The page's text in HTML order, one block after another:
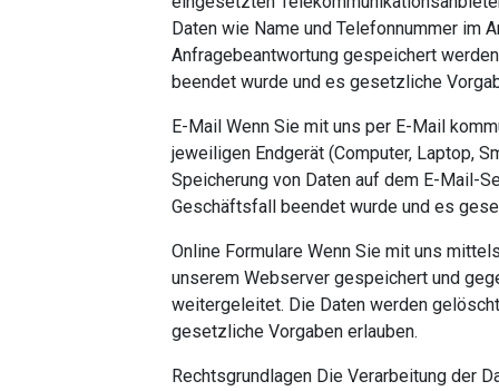
Daten wie Name und Telefonnummer im
Anfragebeantwortung gespeichert
beendet wurde und es gesetzliche
E-Mail Wenn Sie mit uns per E-Mail
jeweiligen Endgerät (Computer, Laptop,
Speicherung von Daten auf dem E-Mail-
Geschäftsfall beendet wurde und es
Online Formulare Wenn Sie mit uns
unserem Webserver gespeichert und
weitergeleitet. Die Daten werden
gesetzliche Vorgaben erlauben.
Rechtsgrundlagen Die Verarbeitung der